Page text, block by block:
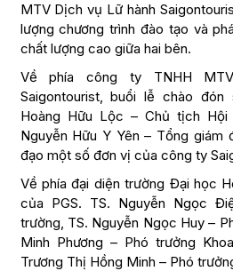
MTV Dịch vụ Lữ hành
lượng chương trình đào tạo và
chất lượng cao giữa hai bên.
Về phía công ty TNHH
Saigontourist, buổi lễ chào
Hoàng Hữu Lộc – Chủ tịch Hội
Nguyễn Hữu Y Yên – Tổng giám
đạo một số đơn vị của công ty
Về phía đại diện trường Đại học
của PGS. TS. Nguyễn Ngọc
trường, TS. Nguyễn Ngọc Huy –
Minh Phương – Phó trưởng
Trương Thị Hồng Minh – Phó